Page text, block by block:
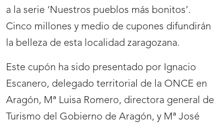
a la serie ‘Nuestros pueblos más bonitos’.
Cinco millones y medio de cupones difundirán
la belleza de esta localidad zaragozana.
Este cupón ha sido presentado por Ignacio
Escanero, delegado territorial de la ONCE en
Aragón, Mª Luisa Romero, directora general de
Turismo del Gobierno de Aragón, y Mª José